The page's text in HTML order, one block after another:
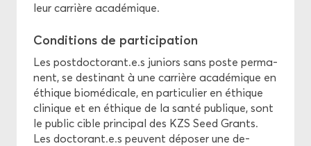
leur car­rière aca­dé­mique.
Condi­tions de par­ti­ci­pa­tion
Les post­doc­to­rant.e.s ju­niors sans poste per­ma­
nent, se des­ti­nant à une car­rière aca­dé­mique en
éthique bio­mé­di­cale, en par­ti­cu­lier en éthique
cli­nique et en éthique de la santé pu­blique, sont
le pu­blic cible prin­ci­pal des KZS Seed Grants.
Les doc­to­rant.e.s peuvent dé­po­ser une de­